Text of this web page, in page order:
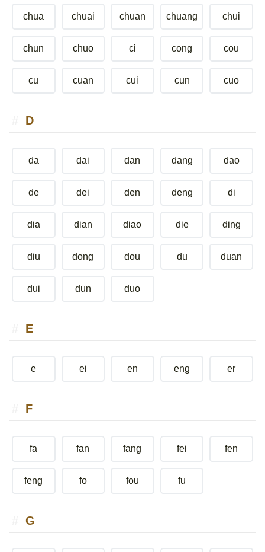
chua chuai chuan chuang chui
chun chuo ci cong cou
cu cuan cui cun cuo
D
da dai dan dang dao
de dei den deng di
dia dian diao die ding
diu dong dou du duan
dui dun duo
E
e ei en eng er
F
fa fan fang fei fen
feng fo fou fu
G